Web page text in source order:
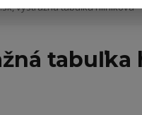
výstražná tabuľka hliníková
tabuľka